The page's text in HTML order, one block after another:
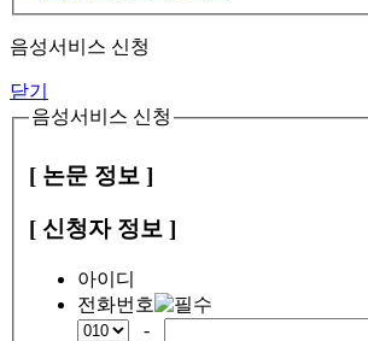
음성서비스 신청
닫기
음성서비스 신청
[ 논문 정보 ]
[ 신청자 정보 ]
아이디
전화번호
-